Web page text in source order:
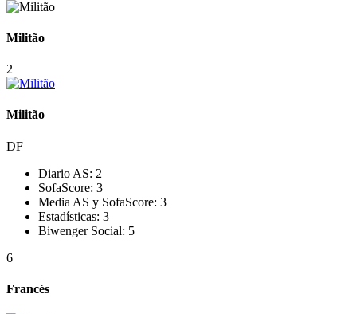
Militão
2
Militão
DF
Diario AS: 2
SofaScore: 3
Media AS y SofaScore: 3
Estadísticas: 3
Biwenger Social: 5
6
Francés